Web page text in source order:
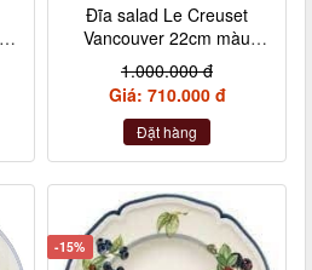
Đĩa salad Le Creuset
Vancouver 22cm màu
xanh marseille
1.000.000 đ
Giá: 710.000 đ
Đặt hàng
-15%